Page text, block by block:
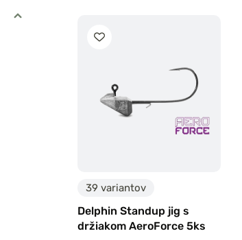
39 variantov
Delphin Standup jig s
držiakom AeroForce 5ks